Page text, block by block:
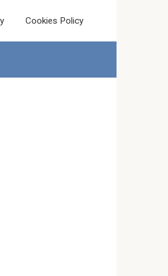
Cookies Policy